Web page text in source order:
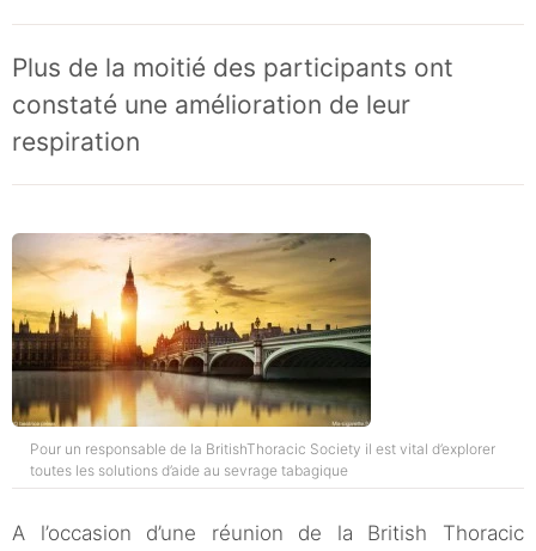
Plus de la moitié des participants ont
constaté une amélioration de leur
respiration
Pour un responsable de la BritishThoracic Society il est vital d’explorer
toutes les solutions d’aide au sevrage tabagique
A l’occasion d’une réunion de la British Thoracic